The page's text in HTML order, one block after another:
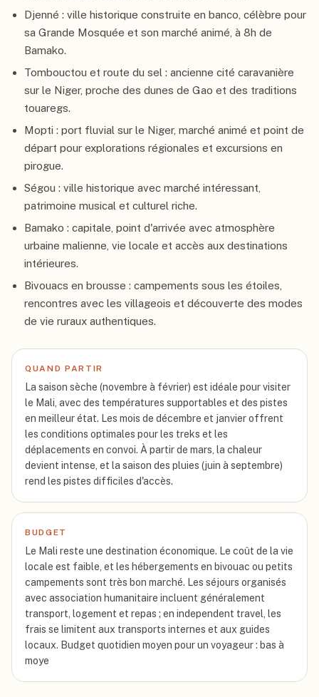
Djenné : ville historique construite en banco, célèbre pour
sa Grande Mosquée et son marché animé, à 8h de
Bamako.
Tombouctou et route du sel : ancienne cité caravanière
sur le Niger, proche des dunes de Gao et des traditions
touaregs.
Mopti : port fluvial sur le Niger, marché animé et point de
départ pour explorations régionales et excursions en
pirogue.
Ségou : ville historique avec marché intéressant,
patrimoine musical et culturel riche.
Bamako : capitale, point d'arrivée avec atmosphère
urbaine malienne, vie locale et accès aux destinations
intérieures.
Bivouacs en brousse : campements sous les étoiles,
rencontres avec les villageois et découverte des modes
de vie ruraux authentiques.
QUAND PARTIR
La saison sèche (novembre à février) est idéale pour visiter
le Mali, avec des températures supportables et des pistes
en meilleur état. Les mois de décembre et janvier offrent
les conditions optimales pour les treks et les
déplacements en convoi. À partir de mars, la chaleur
devient intense, et la saison des pluies (juin à septembre)
rend les pistes difficiles d'accès.
BUDGET
Le Mali reste une destination économique. Le coût de la vie
locale est faible, et les hébergements en bivouac ou petits
campements sont très bon marché. Les séjours organisés
avec association humanitaire incluent généralement
transport, logement et repas ; en independent travel, les
frais se limitent aux transports internes et aux guides
locaux. Budget quotidien moyen pour un voyageur : bas à
moye